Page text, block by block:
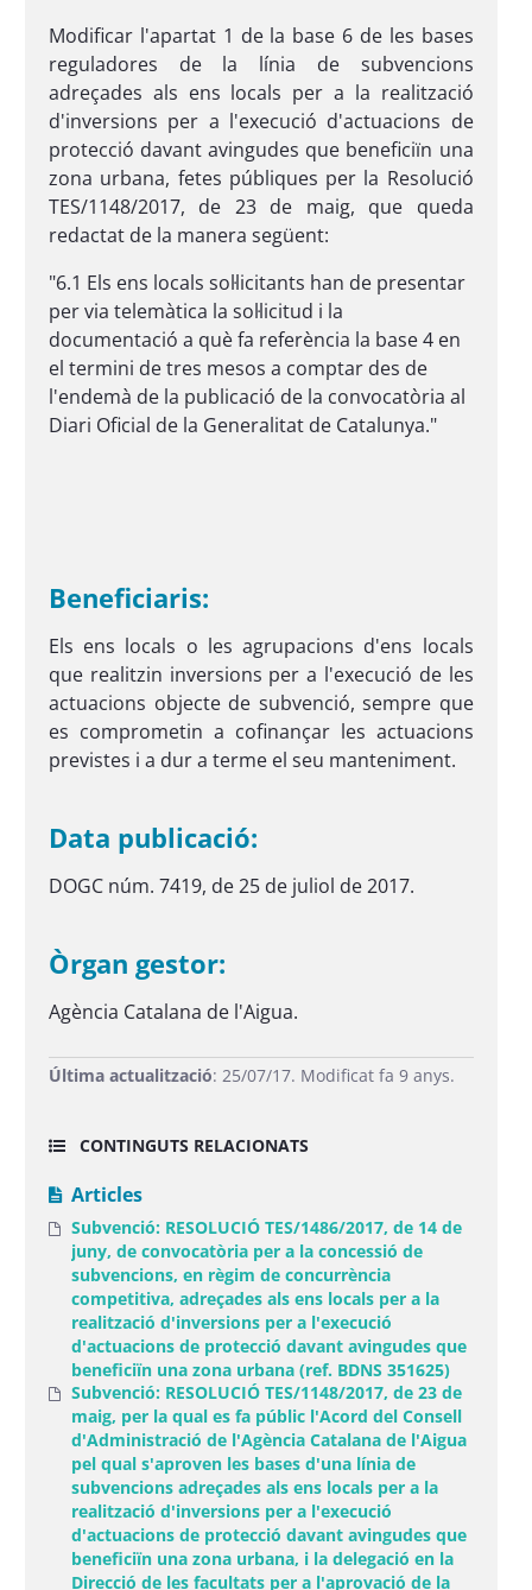
Modificar l'apartat 1 de la base 6 de les bases
reguladores de la línia de subvencions
adreçades als ens locals per a la realització
d'inversions per a l'execució d'actuacions de
protecció davant avingudes que beneficiïn una
zona urbana, fetes públiques per la Resolució
TES/1148/2017, de 23 de maig, que queda
redactat de la manera següent:
"6.1 Els ens locals sol·licitants han de presentar
per via telemàtica la sol·licitud i la
documentació a què fa referència la base 4 en
el termini de tres mesos a comptar des de
l'endemà de la publicació de la convocatòria al
Diari Oficial de la Generalitat de Catalunya."
Beneficiaris:
Els ens locals o les agrupacions d'ens locals
que realitzin inversions per a l'execució de les
actuacions objecte de subvenció, sempre que
es comprometin a cofinançar les actuacions
previstes i a dur a terme el seu manteniment.
Data publicació:
DOGC núm. 7419, de 25 de juliol de 2017.
Òrgan gestor:
Agència Catalana de l'Aigua.
Última actualització: 25/07/17. Modificat fa 9 anys.
CONTINGUTS RELACIONATS
Articles
Subvenció: RESOLUCIÓ TES/1486/2017, de 14 de
juny, de convocatòria per a la concessió de
subvencions, en règim de concurrència
competitiva, adreçades als ens locals per a la
realització d'inversions per a l'execució
d'actuacions de protecció davant avingudes que
beneficiïn una zona urbana (ref. BDNS 351625)
Subvenció: RESOLUCIÓ TES/1148/2017, de 23 de
maig, per la qual es fa públic l'Acord del Consell
d'Administració de l'Agència Catalana de l'Aigua
pel qual s'aproven les bases d'una línia de
subvencions adreçades als ens locals per a la
realització d'inversions per a l'execució
d'actuacions de protecció davant avingudes que
beneficiïn una zona urbana, i la delegació en la
Direcció de les facultats per a l'aprovació de la